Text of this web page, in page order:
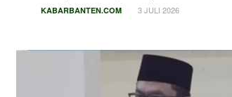
KABARBANTEN.COM 3 JULI 2026